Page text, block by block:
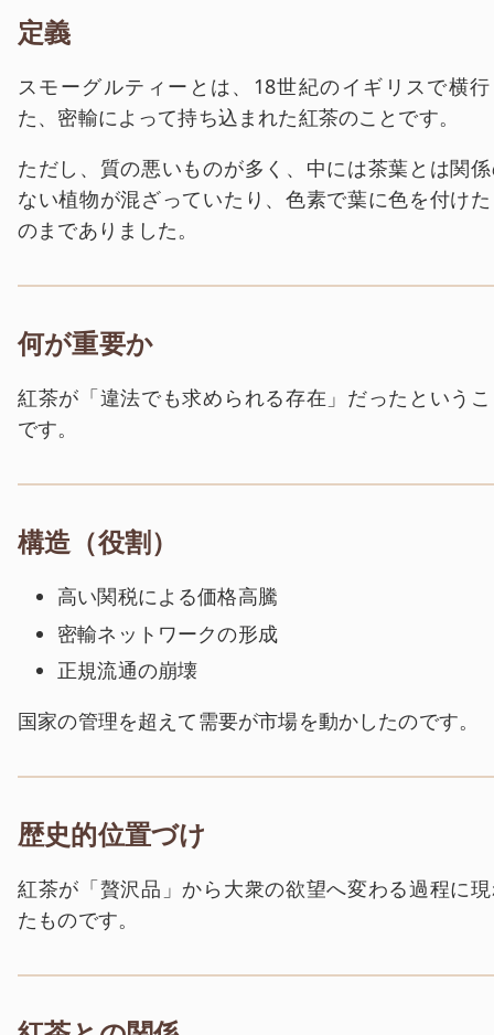
定義
スモーグルティーとは、18世紀のイギリスで横
た、密輸によって持ち込まれた紅茶のことです。
ただし、質の悪いものが多く、中には茶葉とは関
ない植物が混ざっていたり、色素で葉に色を付け
のまでありました。
何が重要か
紅茶が「違法でも求められる存在」だったという
です。
構造（役割）
高い関税による価格高騰
密輸ネットワークの形成
正規流通の崩壊
国家の管理を超えて需要が市場を動かしたのです。
歴史的位置づけ
紅茶が「贅沢品」から大衆の欲望へ変わる過程に
たものです。